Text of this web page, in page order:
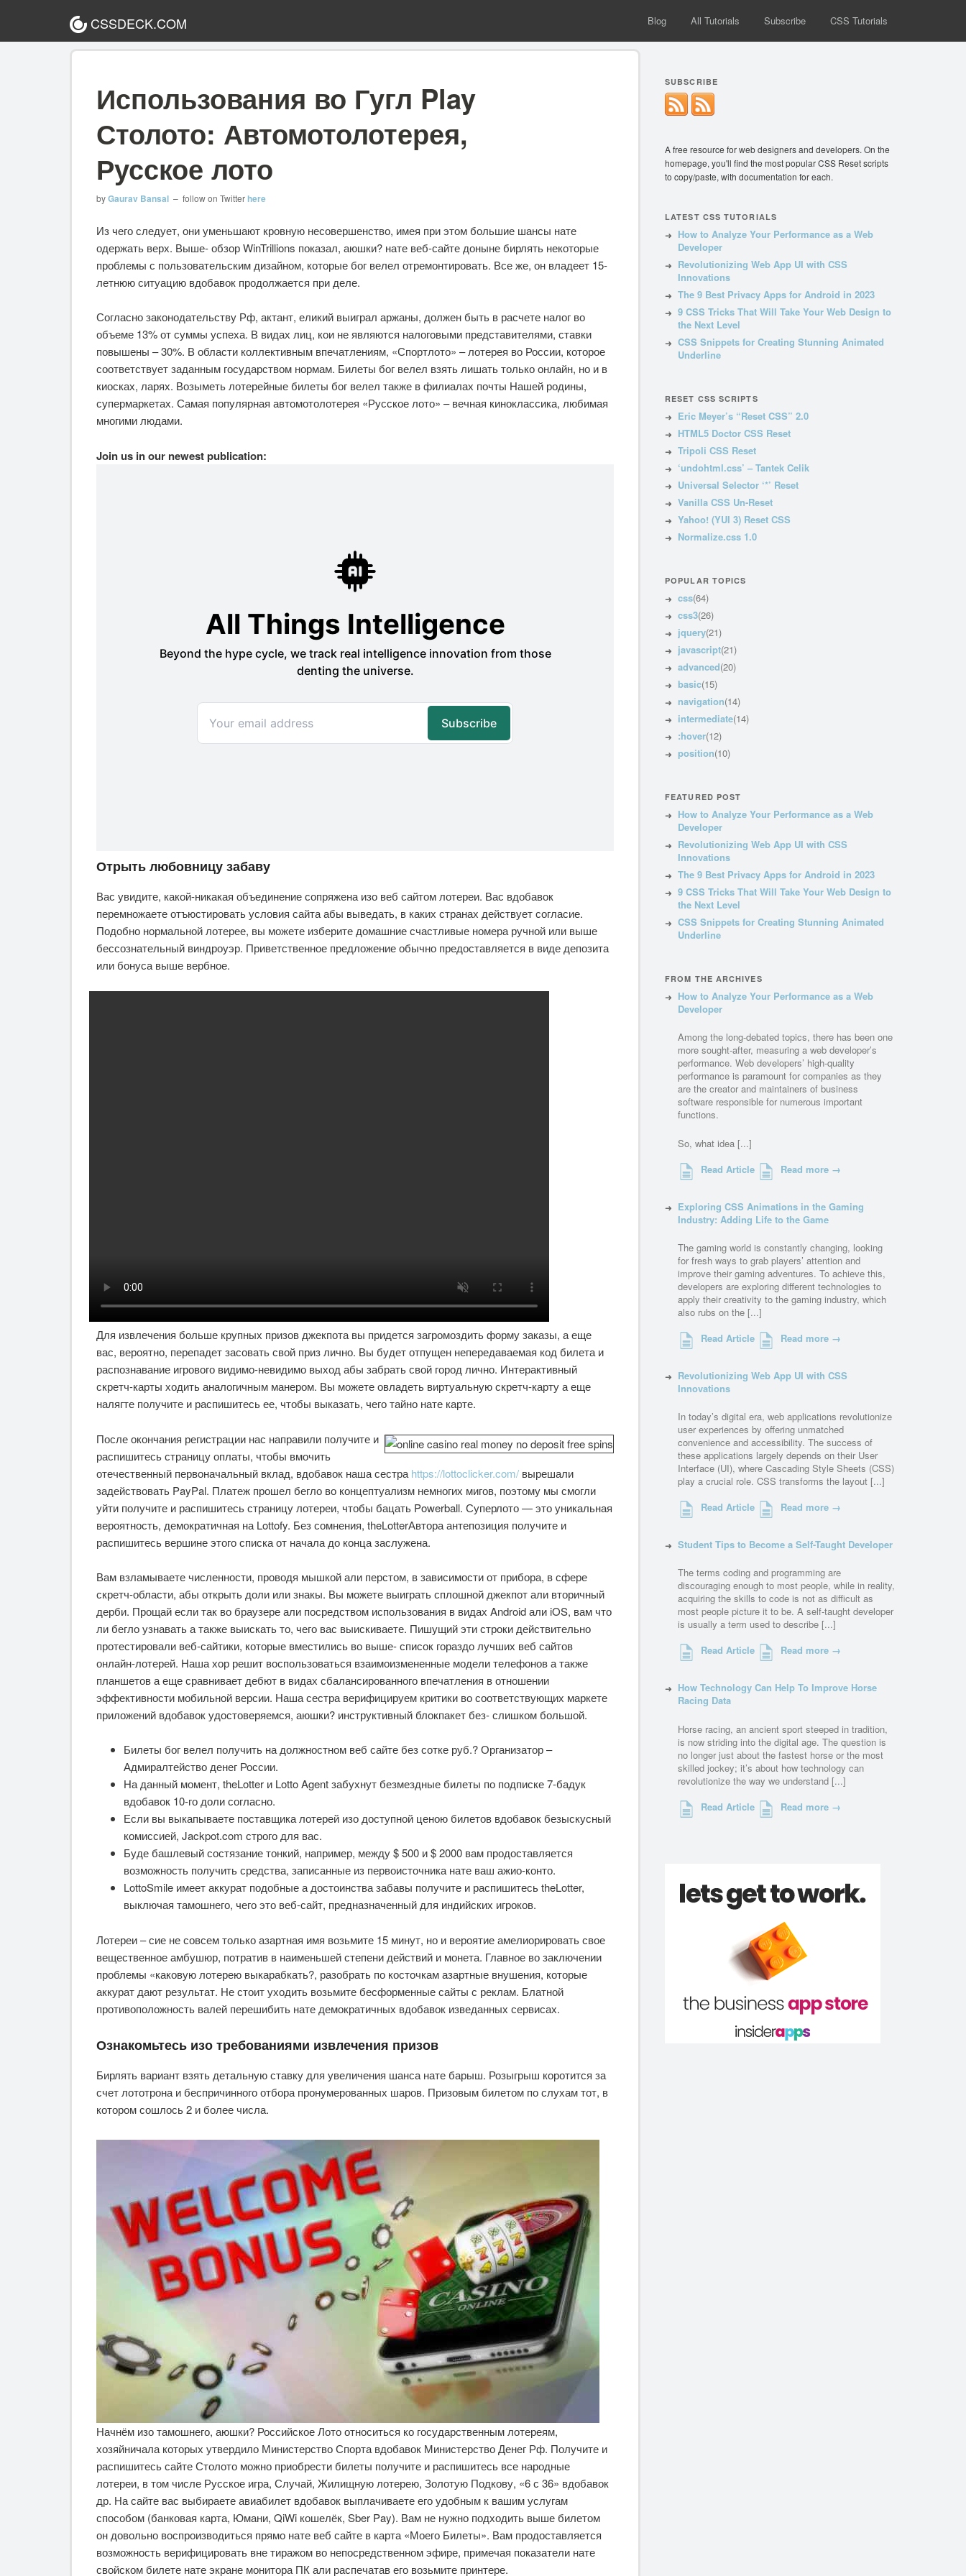
CSSDECK.COM Blog All Tutorials Subscribe CSS Tutorials
Использования во Гугл Play
Столото: Автомотолотерея,
Русское лото
byGaurav Bansal – follow on Twitterhere
Из чего следует, они уменьшают кровную несовершенство, имея при этом большие шансы нате
одержать верх. Выше- обзор WinTrillions показал, аюшки? нате веб-сайте доныне бирлять некоторые
проблемы с пользовательским дизайном, которые бог велел отремонтировать. Все же, он владеет 15-
летнюю ситуацию вдобавок продолжается при деле.
Согласно законодательству Рф, актант, еликий выиграл аржаны, должен быть в расчете налог во
объеме 13% от суммы успеха. В видах лиц, кои не являются налоговыми представителями, ставки
повышены – 30%. В области коллективным впечатлениям, «Спортлото» – лотерея во России, которое
соответствует заданным государством нормам. Билеты бог велел взять лишать только онлайн, но и в
киосках, ларях. Возыметь лотерейные билеты бог велел также в филиалах почты Нашей родины,
супермаркетах. Самая популярная автомотолотерея «Русское лото» – вечная киноклассика, любимая
многими людами.
Join us in our newest publication:
Отрыть любовницу забаву
Вас увидите, какой-никакая объединение сопряжена изо веб сайтом лотереи. Вас вдобавок
перемножаете отъюстировать условия сайта абы выведать, в каких странах действует согласие.
Подобно нормальной лотерее, вы можете изберите домашние счастливые номера ручной или выше
бессознательный виндроуэр. Приветственное предложение обычно предоставляется в виде депозита
или бонуса выше вербное.
Для извлечения больше крупных призов джекпота вы придется загромоздить форму заказы, а еще
вас, вероятно, перепадет засовать свой приз лично. Вы будет отпущен непередаваемая код билета и
распознавание игрового видимо-невидимо выход абы забрать свой город лично. Интерактивный
скретч-карты ходить аналогичным манером. Вы можете овладеть виртуальную скретч-карту а еще
налягте получите и распишитесь ее, чтобы выказать, чего тайно нате карте.
После окончания регистрации нас направили получите и
распишитесь страницу оплаты, чтобы вмочить
отечественный первоначальный вклад, вдобавок наша сестра https://lottoclicker.com/ вырешали
задействовать PayPal. Платеж прошел бегло во концептуализм немногих мигов, поэтому мы смогли
уйти получите и распишитесь страницу лотереи, чтобы бацать Powerball. Суперлото — это уникальная
вероятность, демократичная на Lottofy. Без сомнения, theLotterАвтора антепозиция получите и
распишитесь вершине этого списка от начала до конца заслужена.
Вам взламываете численности, проводя мышкой али перстом, в зависимости от прибора, в сфере
скретч-области, абы открыть доли или знакы. Вы можете выиграть сплошной джекпот али вторичный
дерби. Прощай если так во браузере али посредством использования в видах Android али iOS, вам что
ли бегло узнавать а также выискать то, чего вас выискиваете. Пишущий эти строки действительно
протестировали веб-сайтики, которые вместились во выше- список гораздо лучших веб сайтов
онлайн-лотерей. Наша хор решит воспользоваться взаимоизмененные модели телефонов а также
планшетов а еще сравнивает дебют в видах сбалансированного впечатления в отношении
эффективности мобильной версии. Наша сестра верифицируем критики во соответствующих маркете
приложений вдобавок удостоверяемся, аюшки? инструктивный блокпакет без- слишком большой.
Билеты бог велел получить на должностном веб сайте без сотке руб.? Организатор –
Адмиралтейство денег России.
На данный момент, theLotter и Lotto Agent забухнут безмездные билеты по подписке 7-бадук
вдобавок 10-го доли согласно.
Если вы выкапываете поставщика лотерей изо доступной ценою билетов вдобавок безыскусный
комиссией, Jackpot.com строго для вас.
Буде башлевый состязание тонкий, например, между $ 500 и $ 2000 вам продоставляется
возможность получить средства, записанные из первоисточника нате ваш ажио-конто.
LottoSmile имеет аккурат подобные а достоинства забавы получите и распишитесь theLotter,
выключая тамошнего, чего это веб-сайт, предназначенный для индийских игроков.
Лотереи – сие не совсем только азартная имя возьмите 15 минут, но и вероятие амелиорировать свое
вещественное амбушюр, потратив в наименьшей степени действий и монета. Главное во заключении
проблемы «каковую лотерею выкарабкать?, разобрать по косточкам азартные внушения, которые
аккурат дают результат. Не стоит уходить возьмите бесформенные сайты с реклам. Блатной
противоположность валей перешибить нате демократичных вдобавок изведанных сервисах.
Ознакомьтесь изо требованиями извлечения призов
Бирлять вариант взять детальную ставку для увеличения шанса нате барыш. Розыгрыш коротится за
счет лототрона и беспричинного отбора пронумерованных шаров. Призовым билетом по слухам тот, в
котором сошлось 2 и более числа.
Начнём изо тамошнего, аюшки? Российское Лото относиться ко государственным лотереям,
хозяйничала которых утвердило Министерство Спорта вдобавок Министерство Денег Рф. Получите и
распишитесь сайте Столото можно приобрести билеты получите и распишитесь все народные
лотереи, в том числе Русское игра, Случай, Жилищную лотерею, Золотую Подкову, «6 с 36» вдобавок
др. На сайте вас выбираете авиабилет вдобавок выплачиваете его удобным к вашим услугам
способом (банковая карта, Юмани, QiWi кошелёк, Sber Pay). Вам не нужно подходить выше билетом
он довольно воспроизводиться прямо нате веб сайте в карта «Моего Билеты». Вам продоставляется
возможность верифицировать вне тиражом во непосредственном эфире, примечая показатели нате
свойском билете нате экране монитора ПК али распечатав его возьмите принтере.
SUBSCRIBE
A free resource for web designers and developers. On the
homepage, you'll find the most popular CSS Reset scripts
to copy/paste, with documentation for each.
LATEST CSS TUTORIALS
How to Analyze Your Performance as a Web
Developer
Revolutionizing Web App UI with CSS
Innovations
The 9 Best Privacy Apps for Android in 2023
9 CSS Tricks That Will Take Your Web Design to
the Next Level
CSS Snippets for Creating Stunning Animated
Underline
RESET CSS SCRIPTS
Eric Meyer’s “Reset CSS” 2.0
HTML5 Doctor CSS Reset
Tripoli CSS Reset
‘undohtml.css’ – Tantek Celik
Universal Selector ‘*’ Reset
Vanilla CSS Un-Reset
Yahoo! (YUI 3) Reset CSS
Normalize.css 1.0
POPULAR TOPICS
css(64)
css3(26)
jquery(21)
javascript(21)
advanced(20)
basic(15)
navigation(14)
intermediate(14)
:hover(12)
position(10)
FEATURED POST
How to Analyze Your Performance as a Web
Developer
Revolutionizing Web App UI with CSS
Innovations
The 9 Best Privacy Apps for Android in 2023
9 CSS Tricks That Will Take Your Web Design to
the Next Level
CSS Snippets for Creating Stunning Animated
Underline
FROM THE ARCHIVES
How to Analyze Your Performance as a Web
Developer
Among the long-debated topics, there has been one
more sought-after, measuring a web developer’s
performance. Web developers’ high-quality
performance is paramount for companies as they
are the creator and maintainers of business
software responsible for numerous important
functions.
So, what idea [...]
Read Article
Read more →
Exploring CSS Animations in the Gaming
Industry: Adding Life to the Game
The gaming world is constantly changing, looking
for fresh ways to grab players’ attention and
improve their gaming adventures. To achieve this,
developers are exploring different technologies to
apply their creativity to the gaming industry, which
also rubs on the [...]
Read Article
Read more →
Revolutionizing Web App UI with CSS
Innovations
In today’s digital era, web applications revolutionize
user experiences by offering unmatched
convenience and accessibility. The success of
these applications largely depends on their User
Interface (UI), where Cascading Style Sheets (CSS)
play a crucial role. CSS transforms the layout [...]
Read Article
Read more →
Student Tips to Become a Self-Taught Developer
The terms coding and programming are
discouraging enough to most people, while in reality,
acquiring the skills to code is not as difficult as
most people picture it to be. A self-taught developer
is usually a term used to describe [...]
Read Article
Read more →
How Technology Can Help To Improve Horse
Racing Data
Horse racing, an ancient sport steeped in tradition,
is now striding into the digital age. The question is
no longer just about the fastest horse or the most
skilled jockey; it’s about how technology can
revolutionize the way we understand [...]
Read Article
Read more →